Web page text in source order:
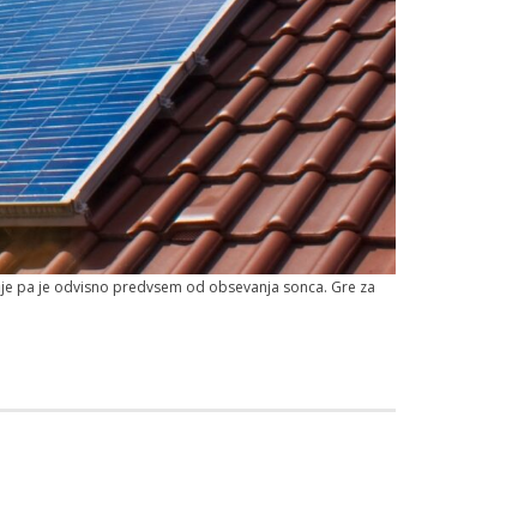
pa je odvisno predvsem od obsevanja sonca. Gre za